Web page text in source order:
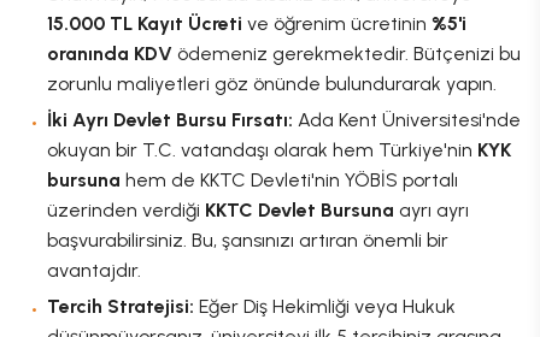
15.000 TL Kayıt Ücreti ve öğrenim ücretinin %5'i
oranında KDV ödemeniz gerekmektedir. Bütçenizi bu
zorunlu maliyetleri göz önünde bulundurarak yapın.
İki Ayrı Devlet Bursu Fırsatı: Ada Kent Üniversitesi'nde
okuyan bir T.C. vatandaşı olarak hem Türkiye'nin KYK
bursuna hem de KKTC Devleti'nin YÖBİS portalı
üzerinden verdiği KKTC Devlet Bursuna ayrı ayrı
başvurabilirsiniz. Bu, şansınızı artıran önemli bir
avantajdır.
Tercih Stratejisi: Eğer Diş Hekimliği veya Hukuk